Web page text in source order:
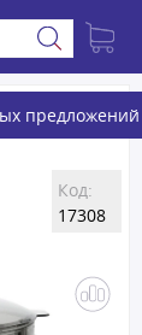
предложений
Код:
17308